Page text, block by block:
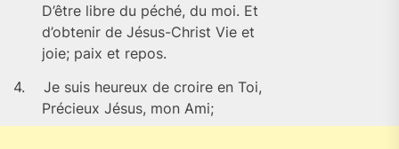
D’être libre du péché, du moi. Et
d’obtenir de Jésus-Christ Vie et
joie; paix et repos.
4.
Je suis heureux de croire en Toi,
Précieux Jésus, mon Ami;